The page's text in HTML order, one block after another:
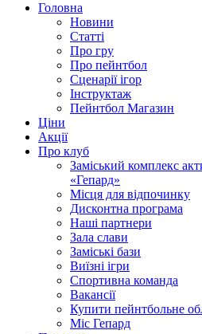
Головна
Новини
Статті
Про гру
Про пейнтбол
Сценарії ігор
Інструктаж
Пейнтбол Магазин
Ціни
Акції
Про клуб
Заміський комплекс
«Гепард»
Місця для відпочинку
Дисконтна програма
Наші партнери
Зала слави
Заміські бази
Виїзні ігри
Спортивна команда
Вакансії
Купити пейнтбольне
Міс Гепард